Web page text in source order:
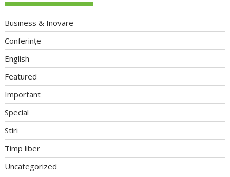
Business & Inovare
Conferințe
English
Featured
Important
Special
Stiri
Timp liber
Uncategorized